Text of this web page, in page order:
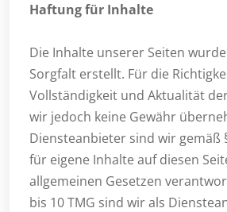
Haftung für Inhalte
Die Inhalte unserer Seiten
Sorgfalt erstellt. Für die
Vollständigkeit und Aktualität
wir jedoch keine Gewähr
Diensteanbieter sind wir gemäß
für eigene Inhalte auf diesen
allgemeinen Gesetzen
bis 10 TMG sind wir als